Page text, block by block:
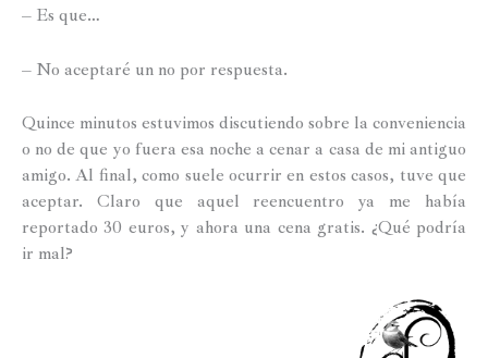
– Es que…
– No aceptaré un no por respuesta.
Quince minutos estuvimos discutiendo sobre la conveniencia
o no de que yo fuera esa noche a cenar a casa de mi antiguo
amigo. Al final, como suele ocurrir en estos casos, tuve que
aceptar. Claro que aquel reencuentro ya me había
reportado 30 euros, y ahora una cena gratis. ¿Qué podría
ir mal?